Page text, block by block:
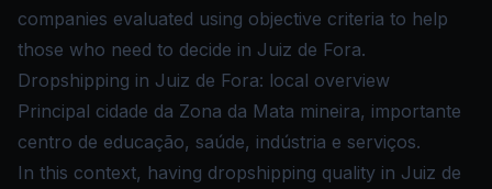
companies evaluated using objective criteria to help
those who need to decide in Juiz de Fora.
Dropshipping in Juiz de Fora: local overview
Principal cidade da Zona da Mata mineira, importante
centro de educação, saúde, indústria e serviços.
In this context, having dropshipping quality in Juiz de